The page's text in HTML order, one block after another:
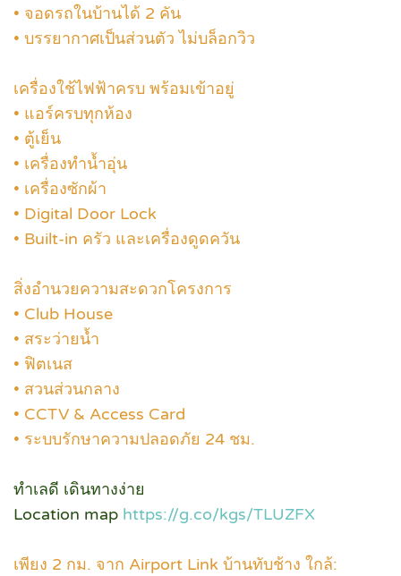
• จอดรถในบ้านได้ 2 คัน
• บรรยากาศเป็นส่วนตัว ไม่บล็อกวิว
เครื่องใช้ไฟฟ้าครบ พร้อมเข้าอยู่
• แอร์ครบทุกห้อง
• ตู้เย็น
• เครื่องทำน้ำอุ่น
• เครื่องซักผ้า
• Digital Door Lock
• Built-in ครัว และเครื่องดูดควัน
สิ่งอำนวยความสะดวกโครงการ
• Club House
• สระว่ายน้ำ
• ฟิตเนส
• สวนส่วนกลาง
• CCTV & Access Card
• ระบบรักษาความปลอดภัย 24 ชม.
ทำเลดี เดินทางง่าย
Location map https://g.co/kgs/TLUZFX
เพียง 2 กม. จาก Airport Link บ้านทับช้าง ใกล้: